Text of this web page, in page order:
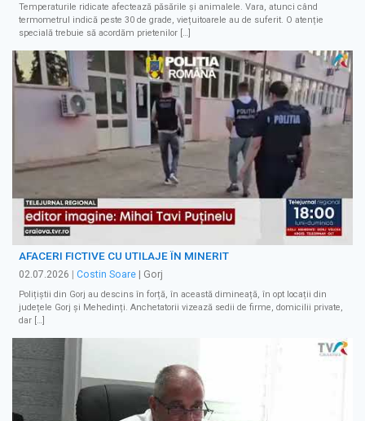
Temperaturile ridicate afectează păsările și animalele. Vara, atunci când
termometrul indică peste 30 de grade, viețuitoarele au de suferit. O atenție
specială trebuie să acordăm prietenilor […]
AFACERI FICTIVE CU UTILAJE ÎN MINERIT
02.07.2026 Costin Soare | Gorj
Polițiștii din Gorj au descins în forță, în această dimineață, în opt locații din
județele Gorj și Mehedinți. Anchetatorii vizează sedii de firme, domicilii private,
dar […]